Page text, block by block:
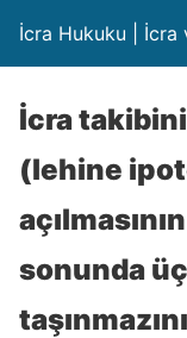
İcra Hukuku | İcra
İcra
(lehine
sonunda